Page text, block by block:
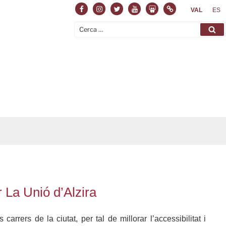
FacebookInstagram
TwitterYoutubeSlideshare
NormasVAL ES
Cerca:
Unió d’Alzira
de la ciutat, per tal de millorar l’accessibilitat i